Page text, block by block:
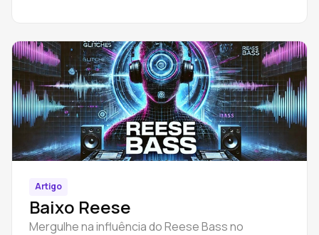
Artigo
Baixo Reese
Mergulhe na influência do Reese Bass no